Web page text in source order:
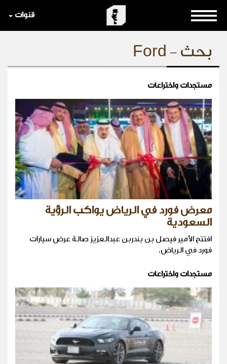
قنوات
بحث - Ford
مستجدات واختراعات
معرض فورد في الرياض يواكب الرؤية
السعودية
افتتح الأمير فيصل بن بندربن عبدالعزيز صالة عرض سيارات
فورد في الرياض.
مستجدات واختراعات